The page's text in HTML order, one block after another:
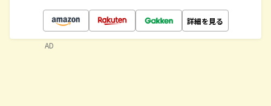
詳細を見る
AD